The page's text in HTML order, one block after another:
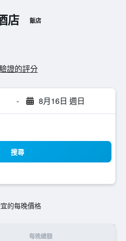
店 飯店
證的評分
- 8月16日 週日
搜尋
的每晚價格
每晚總額